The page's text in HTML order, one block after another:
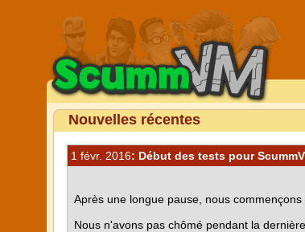
Nouvelles récentes
1 févr. 2016: Début des tests pour
Après une longue pause, nous
Nous n'avons pas chômé pendant la